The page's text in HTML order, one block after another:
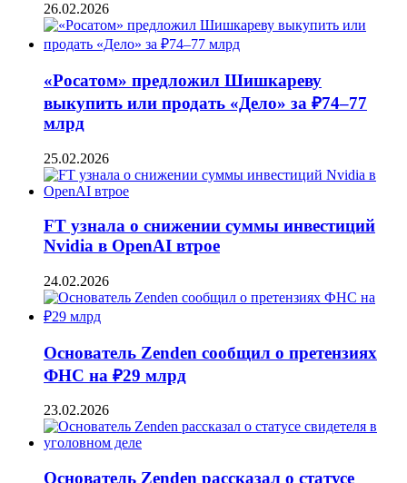
26.02.2026
«Росатом» предложил Шишкареву
выкупить или продать «Дело» за ₽74–77
млрд
25.02.2026
FT узнала о снижении суммы инвестиций
Nvidia в OpenAI втрое
24.02.2026
Основатель Zenden сообщил о претензиях
ФНС на ₽29 млрд
23.02.2026
Основатель Zenden рассказал о статусе